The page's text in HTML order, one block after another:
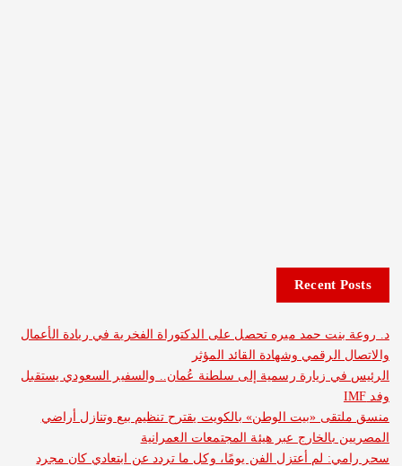
Recent
حمد ميره تحصل على الدكتوراة الفخرية في ريادة الأعمال
وشهادة القائد المؤثر
زيارة رسمية إلى سلطنة عُمان.. والسفير السعودي يستقبل
«بيت الوطن» بالكويت يقترح تنظيم بيع وتنازل أراضي
عبر هيئة المجتمعات العمرانية
لم أعتزل الفن يومًا، وكل ما تردد عن ابتعادي كان مجرد